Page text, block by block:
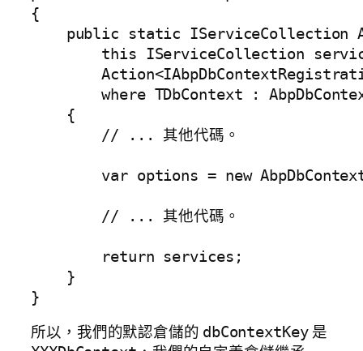
{
public static IServiceCollection
this IServiceCollection
where TDbContext :
    {
        // ... 其他代碼。
var options = new
        // ... 其他代碼。
        return services;
    }
}
所以，我們的默認倉儲的 dbContextKey是